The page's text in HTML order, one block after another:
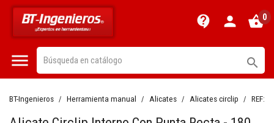
contact_support person shopping_basket0
 
BT-Ingenieros Herramienta manual Alicates Alicates circlip REF: